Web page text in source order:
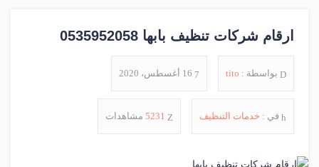
ارقام شركات تنظيف بابها 0535952058
بواسطة : tito 16 أغسطس، 2020
في : خدمات التنظيف 5231 مشاهدات